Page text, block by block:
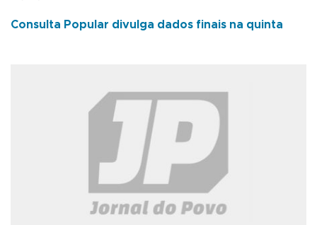
Consulta Popular divulga dados finais na quinta